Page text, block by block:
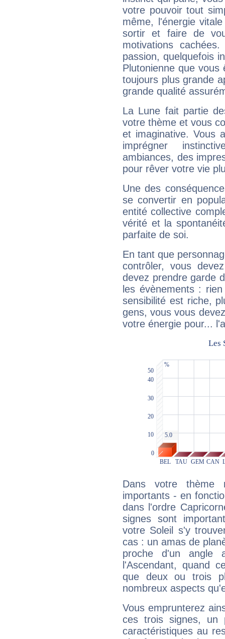
votre pouvoir tout
même, l'énergie
sortir et faire de
motivations
passion, quelquefois
Plutonienne que
toujours plus grande
grande qualité
La Lune fait partie
votre thème et vous
et imaginative. Vous
imprégner
ambiances, des
pour rêver votre vie
Une des
se convertir en
entité collective
vérité et la
parfaite de soi.
En tant que
contrôler, vous
devez prendre garde
les évènements :
sensibilité est riche,
gens, vous vous
votre énergie pour...
Dans votre thème
importants - en
dans l'ordre
signes sont
votre Soleil s'y
cas : un amas de
proche d'un
l'Ascendant, quand
que deux ou trois
nombreux aspects
Vous emprunterez
ces trois signes, un
caractéristiques au